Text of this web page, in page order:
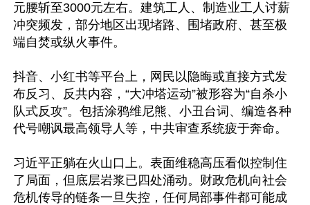
元腰斩至3000元左右。建筑工人、制造业工人讨薪
冲突频发，部分地区出现堵路、围堵政府、甚至极
端自焚或纵火事件。
抖音、小红书等平台上，网民以隐晦或直接方式发
布反习、反共内容，“大冲塔运动”被形容为“自杀小
队式反攻”。包括涂鸦维尼熊、小丑台词、编造各种
代号嘲讽最高领导人等，中共审查系统疲于奔命。
习近平正躺在火山口上。表面维稳高压看似控制住
了局面，但底层岩浆已四处涌动。财政危机向社会
危机传导的链条一旦失控，任何局部事件都可能成